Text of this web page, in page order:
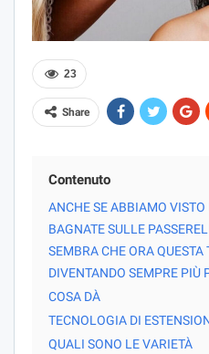
23
Share
Contenuto
ANCHE SE ABBIAMO
BAGNATE SULLE
SEMBRA CHE ORA QUESTA
DIVENTANDO SEMPRE PIÙ
COSA DÀ
TECNOLOGIA DI
QUALI SONO LE VARIETÀ